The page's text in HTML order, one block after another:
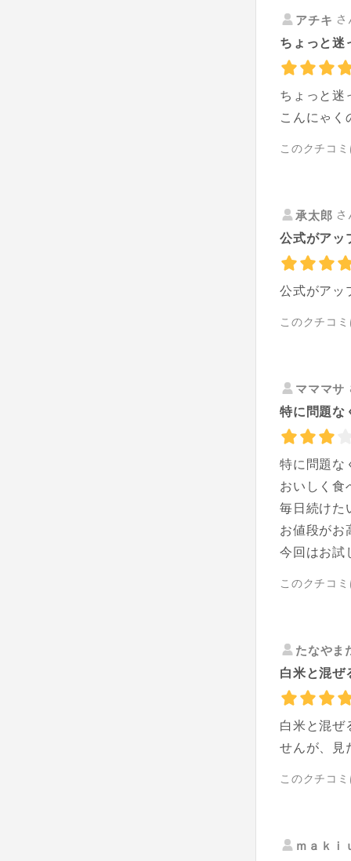
アチキ
ちょっと迷
ちょっと迷
こんにゃく
このクチコ
承太郎
公式がアッ
公式がアッ
このクチコ
マママサ
特に問題な
特に問題な
おいしく食
毎日続けた
お値段がお
今回はお試
このクチコ
たなやま
白米と混ぜ
白米と混ぜ
せんが、見
このクチコ
ｍａｋｉ